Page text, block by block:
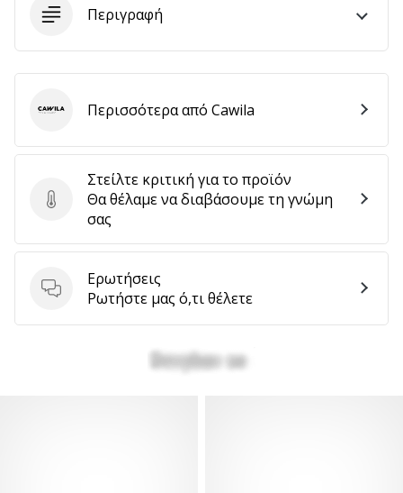
Περιγραφή
Στείλτε κριτική για το προϊόν
Στείλτε κριτική για το προϊόν
Θα θέλαμε να διαβάσουμε τη γνώμη
σας
Ερωτήσεις
Ερωτήσεις
Ρωτήστε μας ό,τι θέλετε
CawilaΠερισσότερα από Cawila